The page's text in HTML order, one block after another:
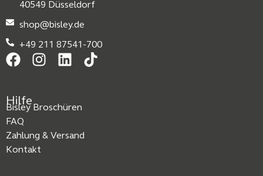
40549 Düsseldorf
shop@bisley.de
+49 211 87541-700
Hilfe
Bisley Broschüren
FAQ
Zahlung & Versand
Kontakt